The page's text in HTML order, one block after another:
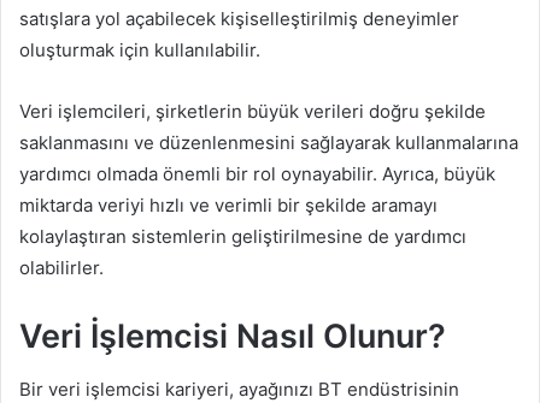
satışlara yol açabilecek kişiselleştirilmiş deneyimler
oluşturmak için kullanılabilir.
Veri işlemcileri, şirketlerin büyük verileri doğru şekilde
saklanmasını ve düzenlenmesini sağlayarak kullanmalarına
yardımcı olmada önemli bir rol oynayabilir. Ayrıca, büyük
miktarda veriyi hızlı ve verimli bir şekilde aramayı
kolaylaştıran sistemlerin geliştirilmesine de yardımcı
olabilirler.
Veri İşlemcisi Nasıl Olunur?
Bir veri işlemcisi kariyeri, ayağınızı BT endüstrisinin